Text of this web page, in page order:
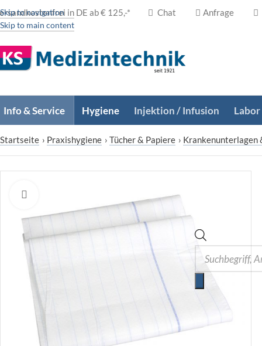
Skip to navigation
Skip to main content
in DE ab € 125,-* Chat Anfrage
Info & Service Hygiene Injektion / Infusion Labor
Startseite › Praxishygiene › Tücher & Papiere › Krankenunterlagen